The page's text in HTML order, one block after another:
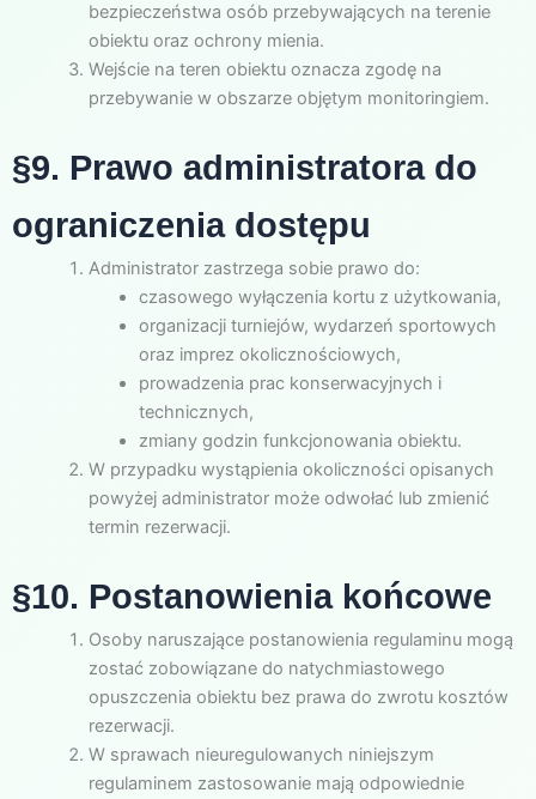
bezpieczeństwa osób przebywających na terenie
obiektu oraz ochrony mienia.
Wejście na teren obiektu oznacza zgodę na
przebywanie w obszarze objętym monitoringiem.
§9. Prawo administratora do
ograniczenia dostępu
Administrator zastrzega sobie prawo do:
czasowego wyłączenia kortu z użytkowania,
organizacji turniejów, wydarzeń sportowych
oraz imprez okolicznościowych,
prowadzenia prac konserwacyjnych i
technicznych,
zmiany godzin funkcjonowania obiektu.
W przypadku wystąpienia okoliczności opisanych
powyżej administrator może odwołać lub zmienić
termin rezerwacji.
§10. Postanowienia końcowe
Osoby naruszające postanowienia regulaminu mogą
zostać zobowiązane do natychmiastowego
opuszczenia obiektu bez prawa do zwrotu kosztów
rezerwacji.
W sprawach nieuregulowanych niniejszym
regulaminem zastosowanie mają odpowiednie